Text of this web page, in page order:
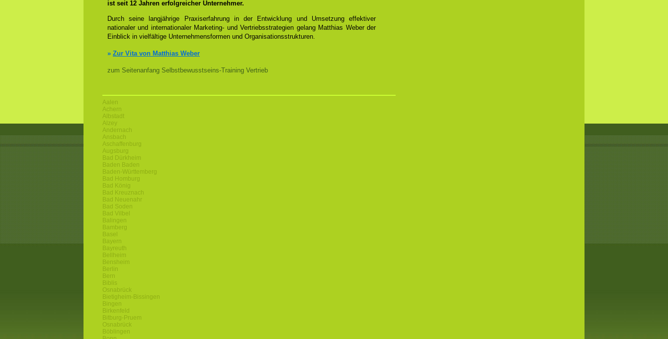
ist seit 12 Jahren erfolgreicher Unternehmer.
Durch seine langjährige Praxiserfahrung in der Entwicklung und Umsetzung effektiver
nationaler und internationaler Marketing- und Vertriebsstrategien gelang Matthias Weber der
Einblick in vielfältige Unternehmensformen und Organisationsstrukturen.
» Zur Vita von Matthias Weber
zum Seitenanfang Selbstbewusstseins-Training Vertrieb
Aalen
Achern
Albstadt
Alzey
Andernach
Ansbach
Aschaffenburg
Augsburg
Bad Dürkheim
Baden Baden
Baden-Württemberg
Bad Homburg
Bad König
Bad Kreuznach
Bad Neuenahr
Bad Soden
Bad Vilbel
Balingen
Bamberg
Basel
Bayern
Bayreuth
Bellheim
Bensheim
Berlin
Bern
Biblis
Osnabrück
Bietigheim-Bissingen
Bingen
Birkenfeld
Bitburg-Pruem
Osnabrück
Böblingen